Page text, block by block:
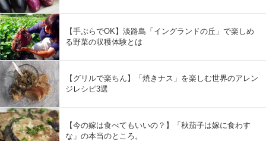
【手ぶらでOK】淡路島「イングランドの丘」で楽しめ
る野菜の収穫体験とは
【グリルで楽ちん】「焼きナス」を楽しむ世界のアレン
ジレシピ3選
【今の嫁は食べてもいいの？】「秋茄子は嫁に食わす
な」の本当のところ。